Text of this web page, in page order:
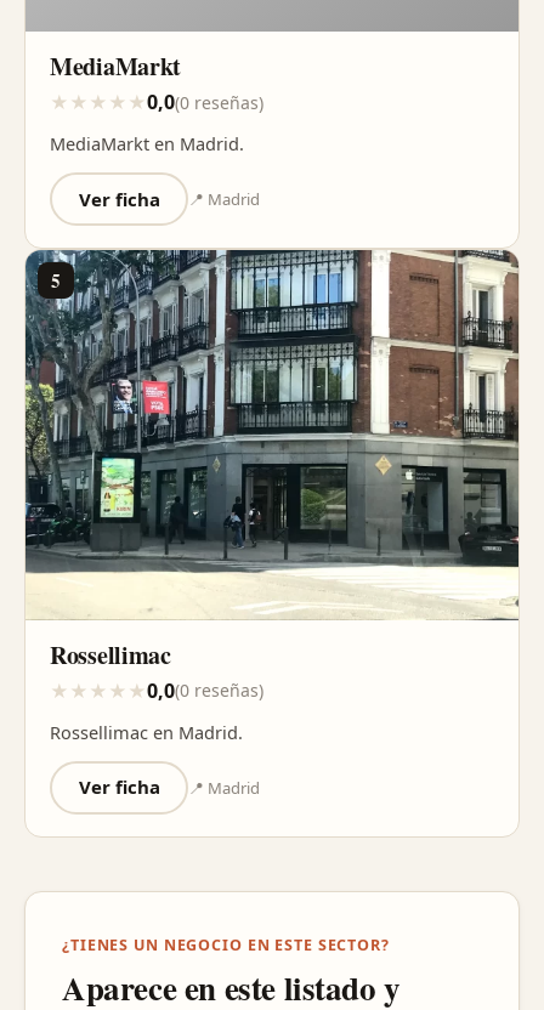
MediaMarkt
★ ★ ★ ★ ★0,0(0 reseñas)
MediaMarkt en Madrid.
Ver ficha 📍 Madrid
5
Rossellimac
★ ★ ★ ★ ★0,0(0 reseñas)
Rossellimac en Madrid.
Ver ficha 📍 Madrid
¿TIENES UN NEGOCIO EN ESTE SECTOR?
Aparece en este listado y